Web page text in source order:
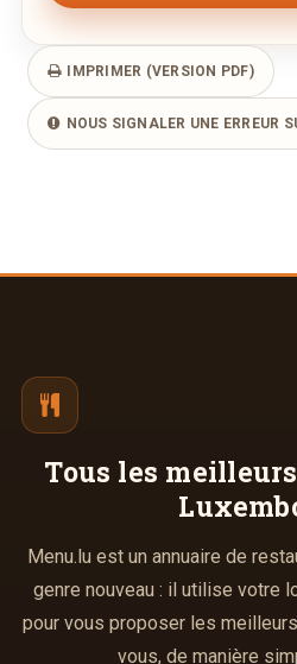
IMPRIMER (VERSION PDF)
NOUS SIGNALER UNE ERREUR
Tous les meilleurs
Menu.lu est un annuaire de
genre nouveau : il utilise votre
pour vous proposer les
vous, de manière